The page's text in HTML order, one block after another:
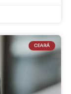
CEARÁ